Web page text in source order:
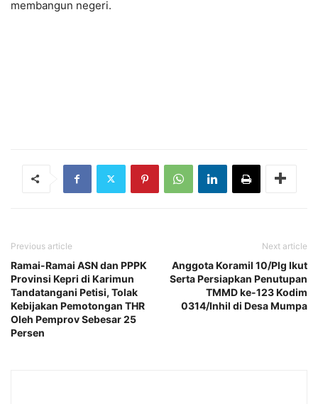
membangun negeri.
Previous article
Ramai-Ramai ASN dan PPPK
Provinsi Kepri di Karimun
Tandatangani Petisi, Tolak
Kebijakan Pemotongan THR
Oleh Pemprov Sebesar 25
Persen
Next article
Anggota Koramil 10/Plg Ikut
Serta Persiapkan Penutupan
TMMD ke-123 Kodim
0314/Inhil di Desa Mumpa